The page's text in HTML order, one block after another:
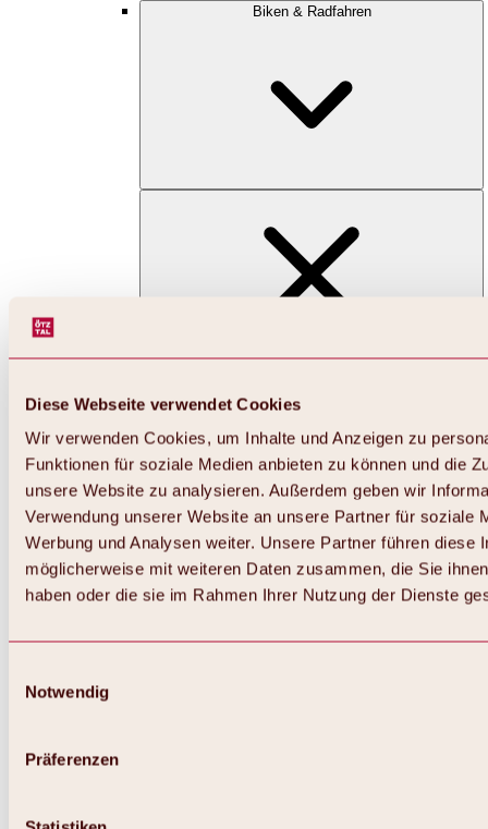
Diese Webseite verwendet Cookies
Wir verwenden Cookies, um Inhalte und Anzeigen zu
Funktionen für soziale Medien anbieten zu können und die
unsere Website zu analysieren. Außerdem geben wir
Verwendung unserer Website an unsere Partner für soziale
Werbung und Analysen weiter. Unsere Partner führen diese
möglicherweise mit weiteren Daten zusammen, die Sie
haben oder die sie im Rahmen Ihrer Nutzung der Dienste
Notwendig
Präferenzen
Biken & Radfahren